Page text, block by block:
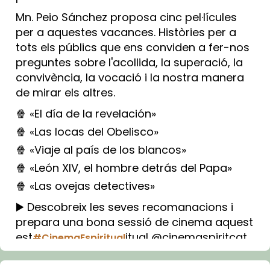
Mn. Peio Sánchez proposa cinc pel·lícules
per a aquestes vacances. Històries per a
tots els públics que ens conviden a fer-nos
preguntes sobre l'acollida, la superació, la
convivència, la vocació i la nostra manera
de mirar els altres.
🍿 «El día de la revelación»
🍿 «Las locas del Obelisco»
🍿 «Viaje al país de los blancos»
🍿 «León XIV, el hombre detrás del Papa»
🍿 «Las ovejas detectives»
▶️ Descobreix les seves recomanacions i
prepara una bona sessió de cinema aquest
est#CinemaEspiritualitual @cinemaspiritcat
Imatge: Generada amb IA (OpenAI)